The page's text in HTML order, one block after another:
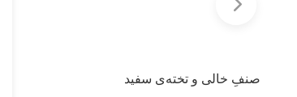
صنفِ خالی و تخته‌ی سفید